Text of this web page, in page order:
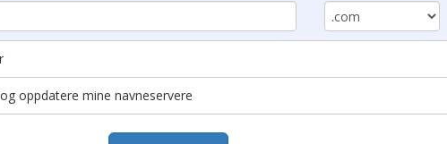
oppdatere mine navneservere